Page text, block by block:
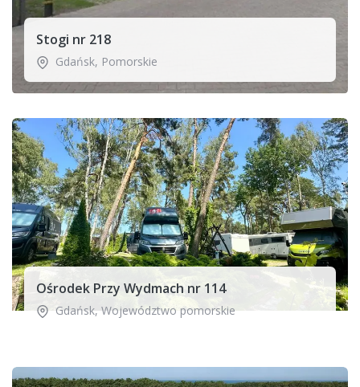
Stogi nr 218
Gdańsk, Pomorskie
Ośrodek Przy Wydmach nr 114
Gdańsk,Województwo pomorskie